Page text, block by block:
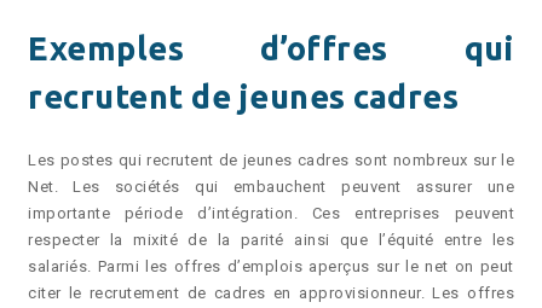
Exemples d’offres qui
recrutent de jeunes cadres
Les postes qui recrutent de jeunes cadres sont nombreux sur le
Net. Les sociétés qui embauchent peuvent assurer une
importante période d’intégration. Ces entreprises peuvent
respecter la mixité de la parité ainsi que l’équité entre les
salariés. Parmi les offres d’emplois aperçus sur le net on peut
citer le recrutement de cadres en approvisionneur. Les offres